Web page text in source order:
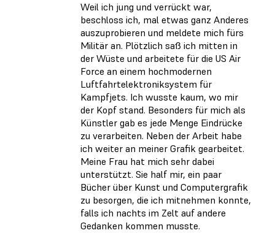
Weil ich jung und verrückt war,
beschloss ich, mal etwas ganz Anderes
auszuprobieren und meldete mich fürs
Militär an. Plötzlich saß ich mitten in
der Wüste und arbeitete für die US Air
Force an einem hochmodernen
Luftfahrtelektroniksystem für
Kampfjets. Ich wusste kaum, wo mir
der Kopf stand. Besonders für mich als
Künstler gab es jede Menge Eindrücke
zu verarbeiten. Neben der Arbeit habe
ich weiter an meiner Grafik gearbeitet.
Meine Frau hat mich sehr dabei
unterstützt. Sie half mir, ein paar
Bücher über Kunst und Computergrafik
zu besorgen, die ich mitnehmen konnte,
falls ich nachts im Zelt auf andere
Gedanken kommen musste.